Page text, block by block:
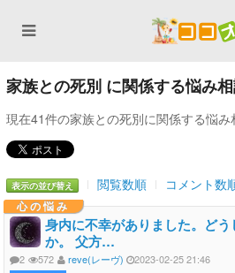
家族との死別 に関係する悩み
現在41件の家族との死別に関係する悩み
表示の並び替え 閲覧数順 コメント数
心の悩み
身内に不幸がありました。ど
か。 父方…
2 572 reve(レーヴ) 2023-02-25 21:46